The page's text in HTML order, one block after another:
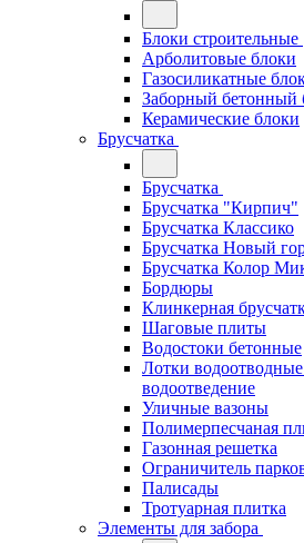
Блоки строительные
Арболитовые блоки
Газосиликатные
Заборный бетонный
Керамические блоки
Брусчатка
Брусчатка
Брусчатка "Кирпич"
Брусчатка Классико
Брусчатка Новый
Брусчатка Колор
Бордюры
Клинкерная
Шаговые плиты
Водостоки бетонные
Лотки
водоотведение
Уличные вазоны
Полимерпесчаная
Газонная решетка
Ограничитель
Палисады
Тротуарная плитка
Элементы для забора